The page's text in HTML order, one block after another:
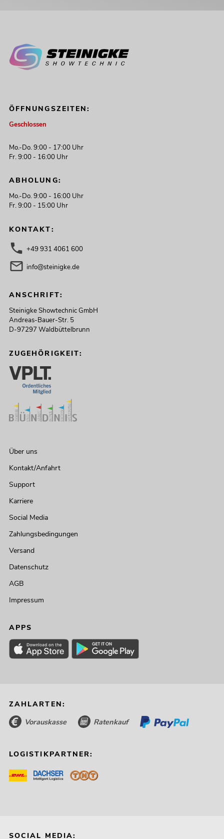
ÖFFNUNGSZEITEN:
Geschlossen
Mo.-Do. 9:00 - 17:00 Uhr
Fr. 9:00 - 16:00 Uhr
ABHOLUNG:
Mo.-Do. 9:00 - 16:00 Uhr
Fr. 9:00 - 15:00 Uhr
KONTAKT:
+49 931 4061 600
info@steinigke.de
ANSCHRIFT:
Steinigke Showtechnic GmbH
Andreas-Bauer-Str. 5
D-97297 Waldbüttelbrunn
ZUGEHÖRIGKEIT:
Über uns
Kontakt/Anfahrt
Support
Karriere
Social Media
Zahlungsbedingungen
Versand
Datenschutz
AGB
Impressum
APPS
ZAHLARTEN:
Vorauskasse Ratenkauf
LOGISTIKPARTNER:
SOCIAL MEDIA: